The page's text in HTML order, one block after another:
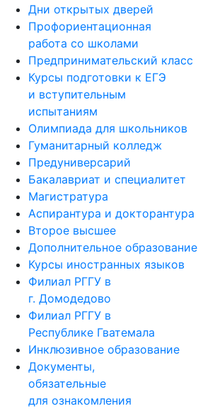
Дни открытых дверей
Профориентационная
работа со школами
Предпринимательский класс
Курсы подготовки к ЕГЭ
и вступительным
испытаниям
Олимпиада для школьников
Гуманитарный колледж
Предуниверсарий
Бакалавриат и специалитет
Магистратура
Аспирантура и докторантура
Второе высшее
Дополнительное образование
Курсы иностранных языков
Филиал РГГУ в
г. Домодедово
Филиал РГГУ в
Республике Гватемала
Инклюзивное образование
Документы,
обязательные
для ознакомления